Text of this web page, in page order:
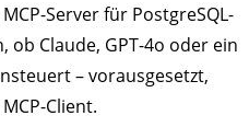
Server für PostgreSQL-
Claude, GPT-4o oder ein
– vorausgesetzt,
Client.